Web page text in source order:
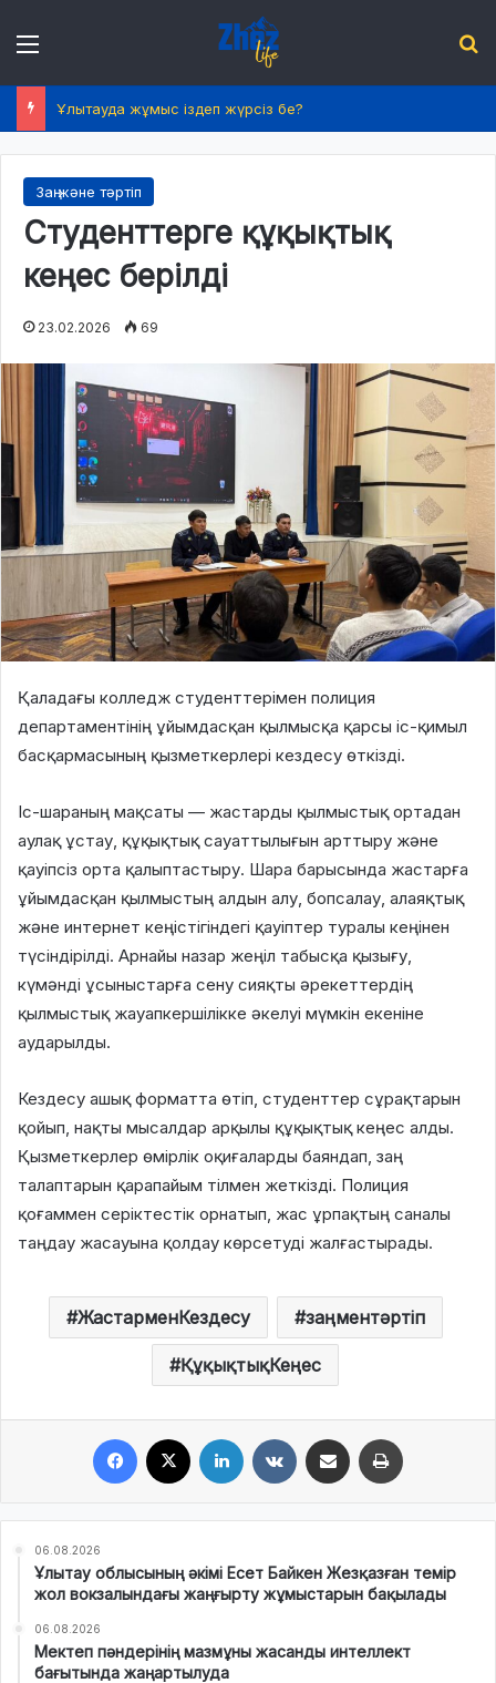
Ұлытауда жұмыс іздеп жүрсіз бе?
Заң және тәртіп
Студенттерге құқықтық
кеңес берілді
23.02.2026 69
Қаладағы колледж студенттерімен полиция
департаментінің ұйымдасқан қылмысқа қарсы іс-қимыл
басқармасының қызметкерлері кездесу өткізді.
Іс-шараның мақсаты — жастарды қылмыстық ортадан
аулақ ұстау, құқықтық сауаттылығын арттыру және
қауіпсіз орта қалыптастыру. Шара барысында жастарға
ұйымдасқан қылмыстың алдын алу, бопсалау, алаяқтық
және интернет кеңістігіндегі қауіптер туралы кеңінен
түсіндірілді. Арнайы назар жеңіл табысқа қызығу,
күмәнді ұсыныстарға сену сияқты әрекеттердің
қылмыстық жауапкершілікке әкелуі мүмкін екеніне
аударылды.
Кездесу ашық форматта өтіп, студенттер сұрақтарын
қойып, нақты мысалдар арқылы құқықтық кеңес алды.
Қызметкерлер өмірлік оқиғаларды баяндап, заң
талаптарын қарапайым тілмен жеткізді. Полиция
қоғаммен серіктестік орнатып, жас ұрпақтың саналы
таңдау жасауына қолдау көрсетуді жалғастырады.
ЖастарменКездесу заңментәртіп
ҚұқықтықКеңес
06.08.2026
Ұлытау облысының әкімі Есет Байкен Жезқазған темір
жол вокзалындағы жаңғырту жұмыстарын бақылады
06.08.2026
Мектеп пәндерінің мазмұны жасанды интеллект
бағытында жаңартылуда